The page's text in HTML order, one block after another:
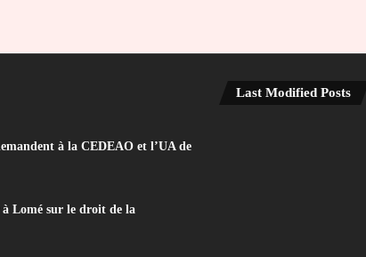
à la CEDEAO et l’UA de
Lomé sur le droit de la
Last Modified Posts